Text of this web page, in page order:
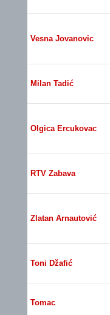
Vesna Jovanovic
Milan Tadić
Olgica Ercukovac
RTV Zabava
Zlatan Arnautović
Toni Džafić
Tomac